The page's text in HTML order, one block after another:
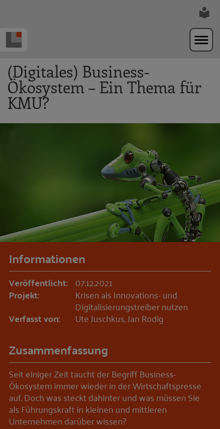
(Digitales) Business-
Ökosystem – Ein Thema für
KMU?
Informationen
Veröffentlicht: 07.12.2021
Projekt: Krisen als Innovations- und
Digitalisierungstreiber nutzen
Verfasst von: Ute Juschkus, Jan Rodig
Zusammenfassung
Seit einiger Zeit taucht der Begriff Business-
Ökosystem immer wieder in der Wirtschaftspresse
auf. Doch was steckt dahinter und was müssen Sie
als Führungskraft in kleinen und mittleren
Unternehmen darüber wissen?